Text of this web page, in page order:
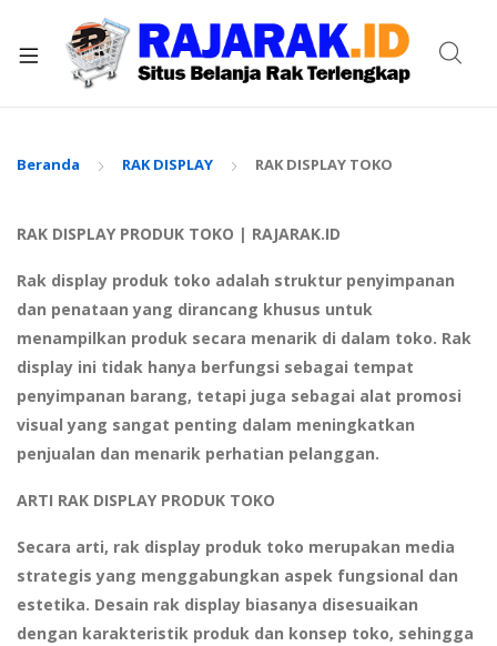
Beranda RAK DISPLAY RAK DISPLAY TOKO
RAK DISPLAY PRODUK TOKO | RAJARAK.ID
Rak display produk toko adalah struktur penyimpanan
dan penataan yang dirancang khusus untuk
menampilkan produk secara menarik di dalam toko. Rak
display ini tidak hanya berfungsi sebagai tempat
penyimpanan barang, tetapi juga sebagai alat promosi
visual yang sangat penting dalam meningkatkan
penjualan dan menarik perhatian pelanggan.
ARTI RAK DISPLAY PRODUK TOKO
Secara arti, rak display produk toko merupakan media
strategis yang menggabungkan aspek fungsional dan
estetika. Desain rak display biasanya disesuaikan
dengan karakteristik produk dan konsep toko, sehingga